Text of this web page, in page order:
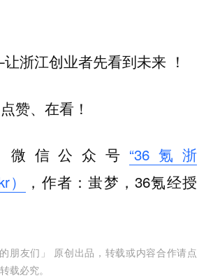
浙江创业者先看到未来 ！
赞、在看！
微信公众号 “36氪浙
，作者：蚩梦，36氪经授
朋友们 」 原创出品，转载或内容合作请点
载必究。